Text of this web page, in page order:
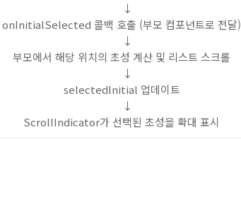
↓
onInitialSelected 콜백 호출 (부모 컴포넌트로 전달)
↓
부모에서 해당 위치의 초성 계산 및 리스트 스크롤
↓
selectedInitial 업데이트
↓
ScrollIndicator가 선택된 초성을 확대 표시